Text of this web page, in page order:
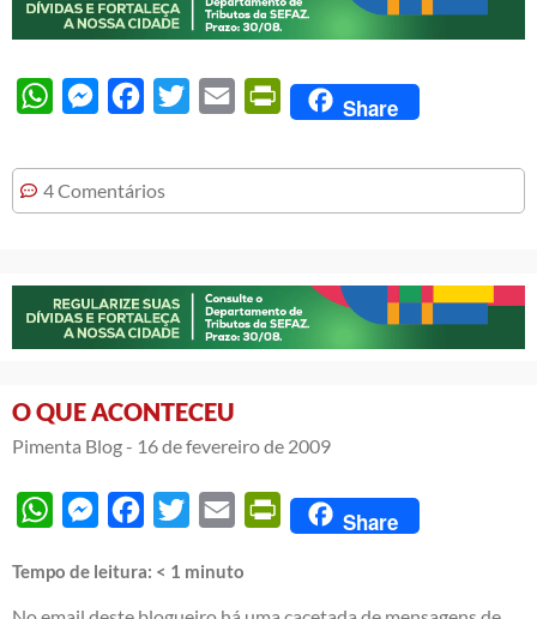
WhatsAppMessengerFacebook
Twitter Email PrintFriendly
Share
4 Comentários
O QUE ACONTECEU
Pimenta Blog - 16 de fevereiro de 2009
WhatsAppMessengerFacebook
Twitter Email PrintFriendly
Share
Tempo de leitura: < 1 minuto